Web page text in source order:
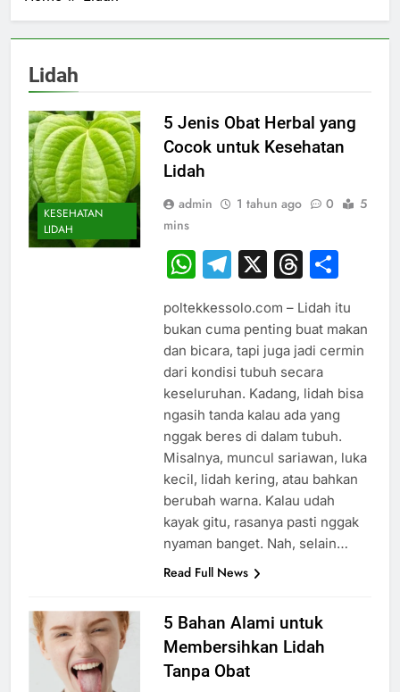
Lidah
KESEHATAN
LIDAH
5 Jenis Obat Herbal yang
Cocok untuk Kesehatan
Lidah
admin 1 tahun ago 0
5
mins
WhatsApp
Telegram
X
poltekkessolo.com – Lidah itu
bukan cuma penting buat makan
dan bicara, tapi juga jadi cermin
dari kondisi tubuh secara
keseluruhan. Kadang, lidah bisa
ngasih tanda kalau ada yang
nggak beres di dalam tubuh.
Misalnya, muncul sariawan, luka
kecil, lidah kering, atau bahkan
berubah warna. Kalau udah
kayak gitu, rasanya pasti nggak
nyaman banget. Nah, selain…
Read Full News
5 Bahan Alami untuk
Membersihkan Lidah
Tanpa Obat